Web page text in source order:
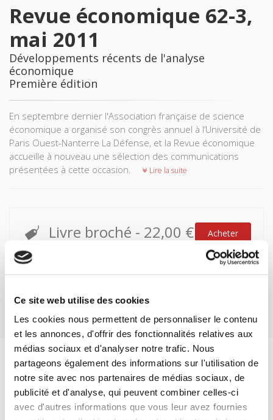
Ce site web utilise des cookies
Les cookies nous permettent de personnaliser le contenu
et les annonces, d'offrir des fonctionnalités relatives aux
médias sociaux et d'analyser notre trafic. Nous
partageons également des informations sur l'utilisation de
notre site avec nos partenaires de médias sociaux, de
publicité et d'analyse, qui peuvent combiner celles-ci
avec d'autres informations que vous leur avez fournies
Revue économique 62-3,
mai 2011
Développements récents de l'analyse
économique
Première édition
En septembre dernier l'Association française de science
économique a organisé son congrès annuel à l’Université de
Paris Ouest-Nanterre La Défense, et la Revue économique
accueille à nouveau une sélection des communications
présentées à cette occasion.
Lire la suite
Livre broché - 22,00 € Acheter
Spécifications
Formats